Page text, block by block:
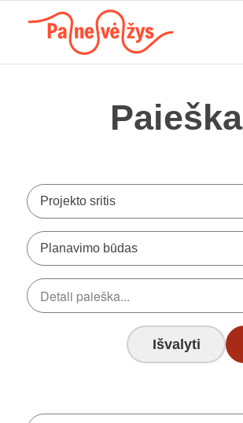
Paieška
Projekto sritis
Planavimo būdas
Išvalyti